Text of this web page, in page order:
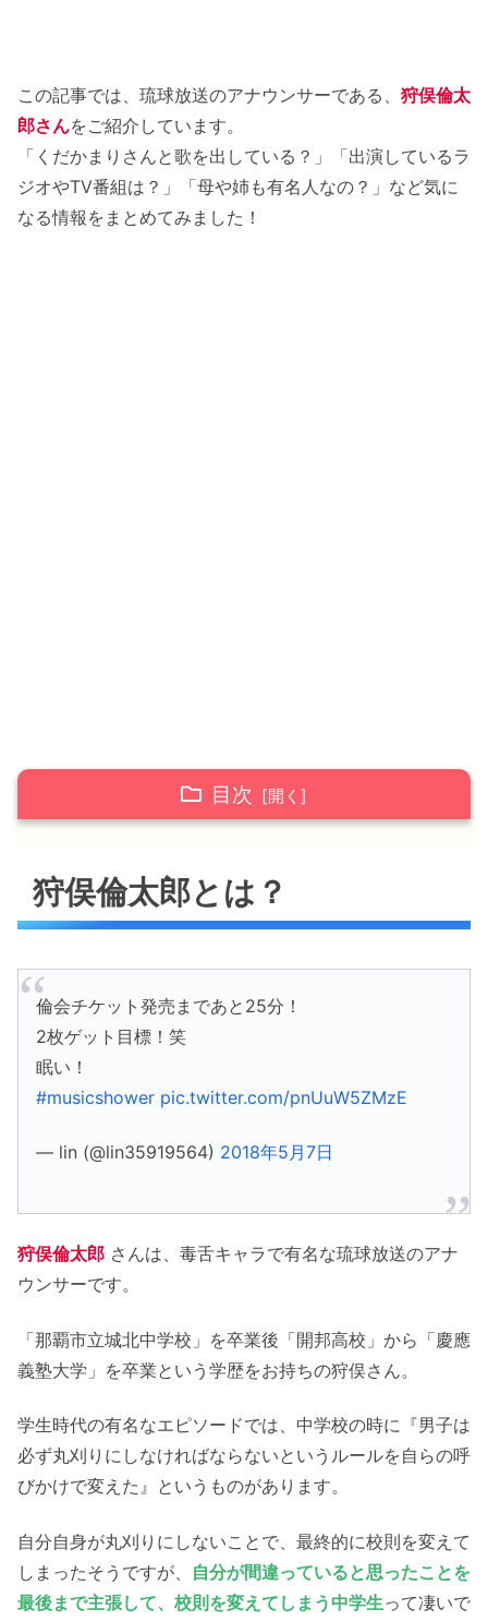
この記事では、琉球放送のアナウンサーである、 狩俣倫太
郎さんをご紹介しています。
「くだかまりさんと歌を出している？」「出演しているラ
ジオやTV番組は？」「母や姉も有名人なの？」など気に
なる情報をまとめてみました！
目次
狩俣倫太郎はくだかまりさんと歌を出してい
る？
狩俣倫太郎は結婚している？
狩俣倫太郎はお母さんや姉も有名人なの？
狩俣倫太郎の出演中(過去出演していた)のTV
やラジオ番組は？
ラジオ
狩俣倫太郎プロフィール等
狩俣倫太郎まとめ
狩俣倫太郎とは？
倫会チケット発売まであと25分！
2枚ゲット目標！笑
眠い！
#musicshower pic.twitter.com/pnUuW5ZMzE
— lin (@lin35919564) 2018年5月7日
狩俣倫太郎 さんは、毒舌キャラで有名な琉球放送のアナ
ウンサーです。
「那覇市立城北中学校」を卒業後「開邦高校」から「慶應
義塾大学」を卒業という学歴をお持ちの狩俣さん。
学生時代の有名なエピソードでは、中学校の時に『男子は
必ず丸刈りにしなければならないというルールを自らの呼
びかけで変えた』というものがあります。
自分自身が丸刈りにしないことで、最終的に校則を変えて
しまったそうですが、 自分が間違っていると思ったことを
最後まで主張して、校則を変えてしまう中学生って凄いで